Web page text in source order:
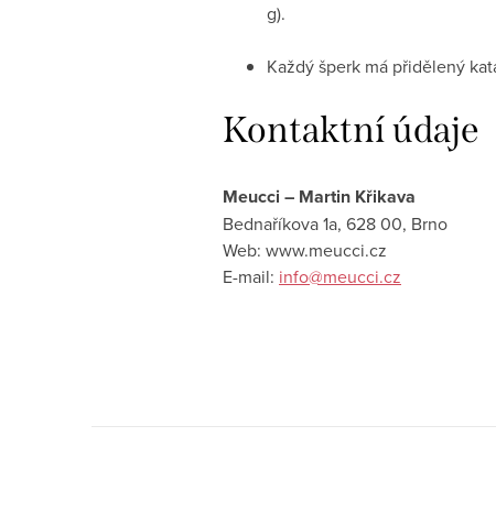
g).
Každý šperk má přidělený
Kontaktní údaje
Meucci – Martin Křikava
Bednaříkova 1a, 628 00, Brno
Web: www.meucci.cz
E-mail: info@meucci.cz